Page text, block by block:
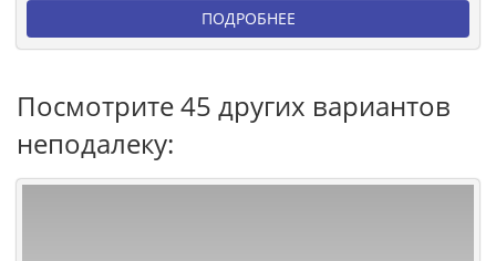
ПОДРОБНЕЕ
Посмотрите 45 других вариантов
неподалеку: